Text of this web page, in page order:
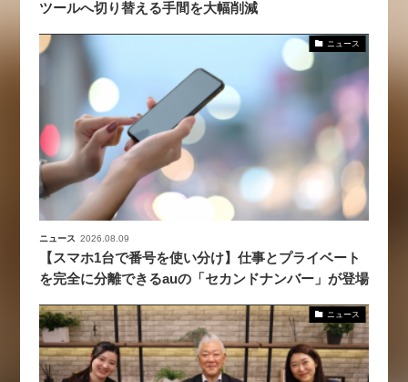
ツールへ切り替える手間を大幅削減
ニュース
ニュース 2026.08.09
【スマホ1台で番号を使い分け】仕事とプライベート
を完全に分離できるauの「セカンドナンバー」が登場
ニュース